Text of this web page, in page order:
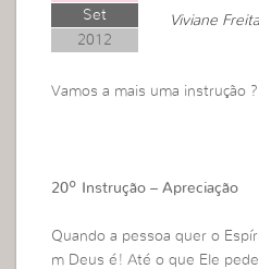
Set
2012
Viviane
Vamos a mais uma instrução ?
20º Instrução – Apreciação
Quando a pessoa quer o
m Deus é! Até o que Ele